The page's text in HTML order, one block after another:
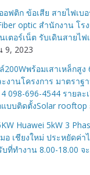
อฟติก ข้อเสีย สายไฟเ
optic สำนักงาน โร
ตอร์เน็ต รับเดินสายไฟ
9, 2023
พร้อมเสาเหล็กสูง
งานโครงการ มาตราฐ
098-696-4544 รายล
บบติดตั้งSolar rooftop
Huawei 5kW 3
เชียงใหม่ ประหยัดค่า
ที่ทำงาน 8.00-18.00 จ